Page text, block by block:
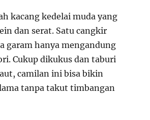
kacang kedelai muda yang
dan serat. Satu cangkir
garam hanya mengandung
Cukup dikukus dan taburi
camilan ini bisa bikin
tanpa takut timbangan